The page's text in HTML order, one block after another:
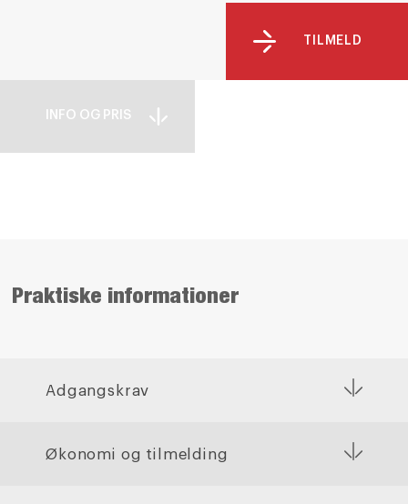
TILMELD
INFO OG PRIS
Praktiske informationer
Adgangskrav
Økonomi og tilmelding